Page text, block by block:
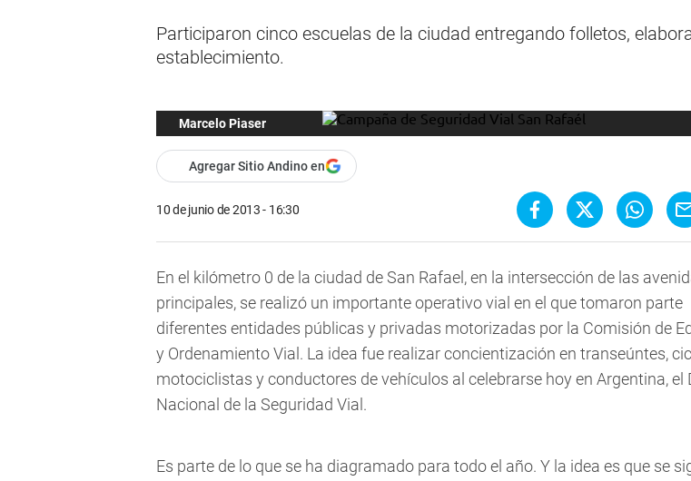
Participaron cinco escuelas de la ciudad entregando folletos,
establecimiento.
Marcelo Piaser
Agregar Sitio Andino en
10 de junio de 2013 - 16:30
En el kilómetro 0 de la ciudad de San Rafael, en la intersección de las
principales, se realizó un importante operativo vial en el que tomaron parte
diferentes entidades públicas y privadas motorizadas por la Comisión de
y Ordenamiento Vial. La idea fue realizar concientización en transeúntes,
motociclistas y conductores de vehículos al celebrarse hoy en Argentina, el
Nacional de la Seguridad Vial.
Es parte de lo que se ha diagramado para todo el año. Y la idea es que se